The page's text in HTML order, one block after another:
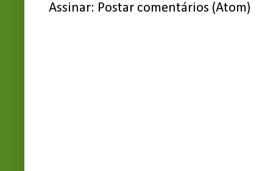
Assinar: Postar comentários (Atom)